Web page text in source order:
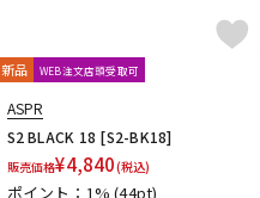
新品 WEB注文店頭受取可
ASPR
S2 BLACK 18 [S2-BK18]
販売価格¥4,840(税込)
ポイント：1%(44pt)